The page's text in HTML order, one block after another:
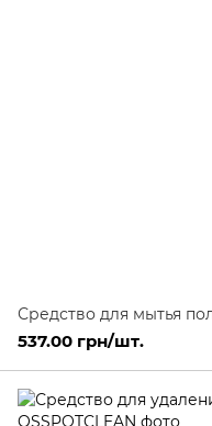
Средство для мытья
537.00 грн/шт.